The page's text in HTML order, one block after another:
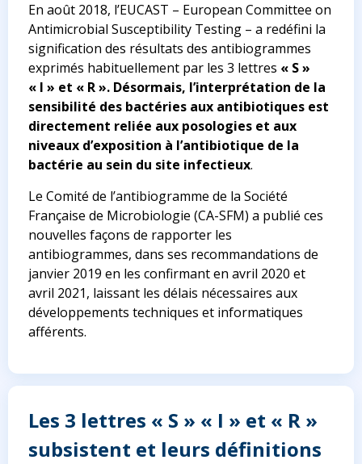
En août 2018, l’EUCAST – European Committee on
Antimicrobial Susceptibility Testing – a redéfini la
signification des résultats des antibiogrammes
exprimés habituellement par les 3 lettres « S »
« I » et « R ». Désormais, l’interprétation de la
sensibilité des bactéries aux antibiotiques est
directement reliée aux posologies et aux
niveaux d’exposition à l’antibiotique de la
bactérie au sein du site infectieux.
Le Comité de l’antibiogramme de la Société
Française de Microbiologie (CA-SFM) a publié ces
nouvelles façons de rapporter les
antibiogrammes, dans ses recommandations de
janvier 2019 en les confirmant en avril 2020 et
avril 2021, laissant les délais nécessaires aux
développements techniques et informatiques
afférents.
Les 3 lettres « S » « I » et « R »
subsistent et leurs définitions